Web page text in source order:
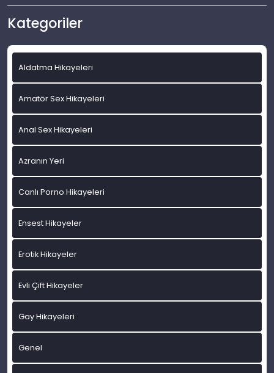
Kategoriler
Aldatma Hikayeleri
Amatör Sex Hikayeleri
Anal Sex Hikayeleri
Azranın Yeri
Canlı Porno Hikayeleri
Ensest Hikayeler
Erotik Hikayeler
Evli Çift Hikayeler
Gay Hikayeleri
Genel